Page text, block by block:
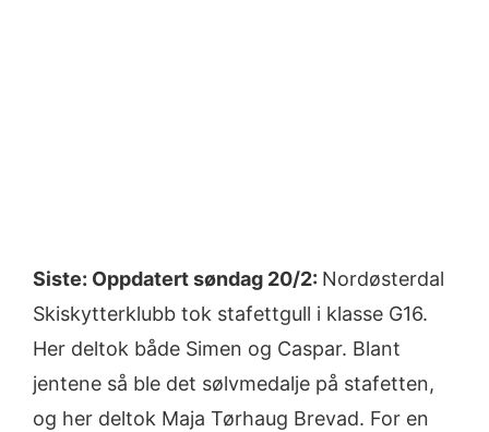
Siste: Oppdatert søndag 20/2: Nordøsterdal
Skiskytterklubb tok stafettgull i klasse G16.
Her deltok både Simen og Caspar. Blant
jentene så ble det sølvmedalje på stafetten,
og her deltok Maja Tørhaug Brevad. For en